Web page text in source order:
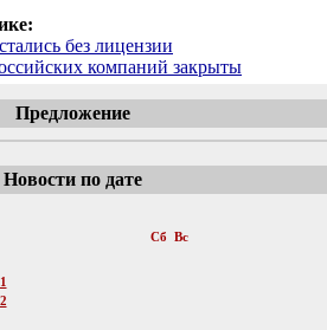
без лицензии
компаний закрыты
Предложение
Новости по дате
Сб Вс
1
2